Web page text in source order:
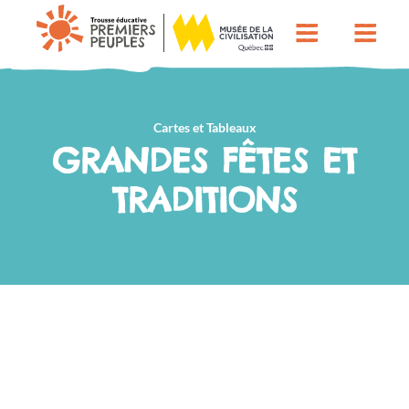
Cartes et Tableaux
GRANDES FÊTES ET
TRADITIONS